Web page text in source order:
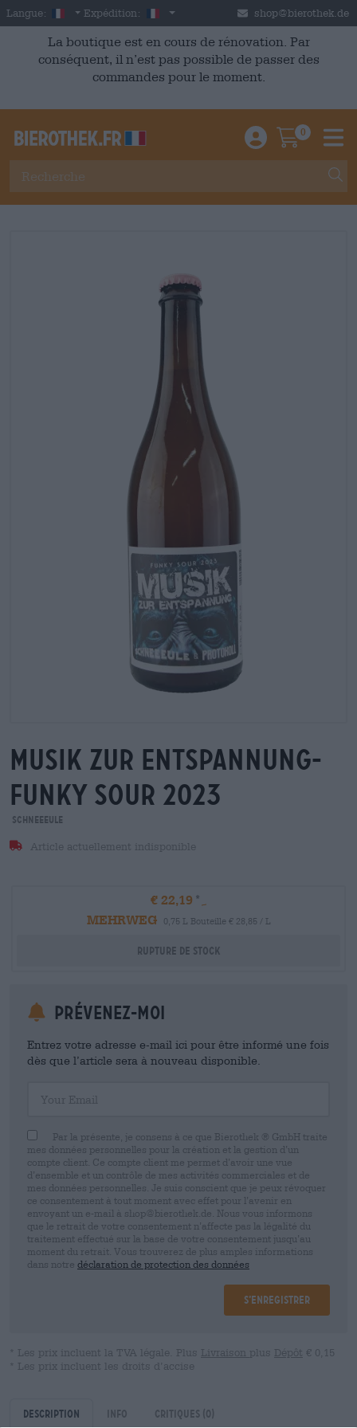
Skip to main content
Langue: French
Expédition: France shop@bierothek.de
La boutique est en cours de rénovation. Par
conséquent, il n’est pas possible de passer des
commandes pour le moment.
Einloggen /
0
musik zur entspannung-
funky sour 2023
Schneeeule
Article actuellement indisponible
€ 22,19
MEHRWEG
0,75 L Bouteille € 28,85 / L
Rupture de stock
Prévenez-moi
Entrez votre adresse e-mail ici pour être informé une fois
dès que l’article sera à nouveau disponible.
Par la présente, je consens à ce que Bierothek ® GmbH traite
mes données personnelles pour la création et la gestion d’un
compte client. Ce compte client me permet d’avoir une vue
d’ensemble et un contrôle de mes activités commerciales et de
mes données personnelles. Je suis conscient que je peux révoquer
ce consentement à tout moment avec effet pour l’avenir en
envoyant un e-mail à shop@bierothek.de. Nous vous informons
que le retrait de votre consentement n’affecte pas la légalité du
traitement effectué sur la base de votre consentement jusqu’au
moment du retrait. Vous trouverez de plus amples informations
dans notre déclaration de protection des données
S’enregistrer
* Les prix incluent la TVA légale. Plus Livraison plus Dépôt € 0,15
* Les prix incluent les droits d’accise
Description Info Critiques (0)